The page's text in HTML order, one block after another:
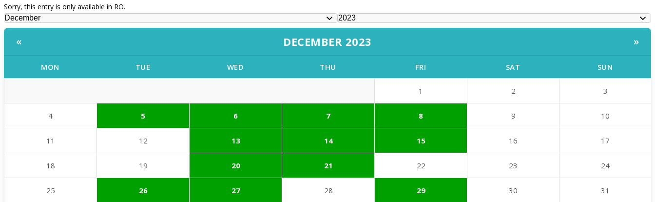
Sorry, this entry is only available in RO.
« DECEMBER 2023 »
MON TUE WED THU FRI SAT SUN
1 2 3
4 5 6 7 8 9 10
11 12 13 14 15 16 17
18 19 20 21 22 23 24
25 26 27 28 29 30 31